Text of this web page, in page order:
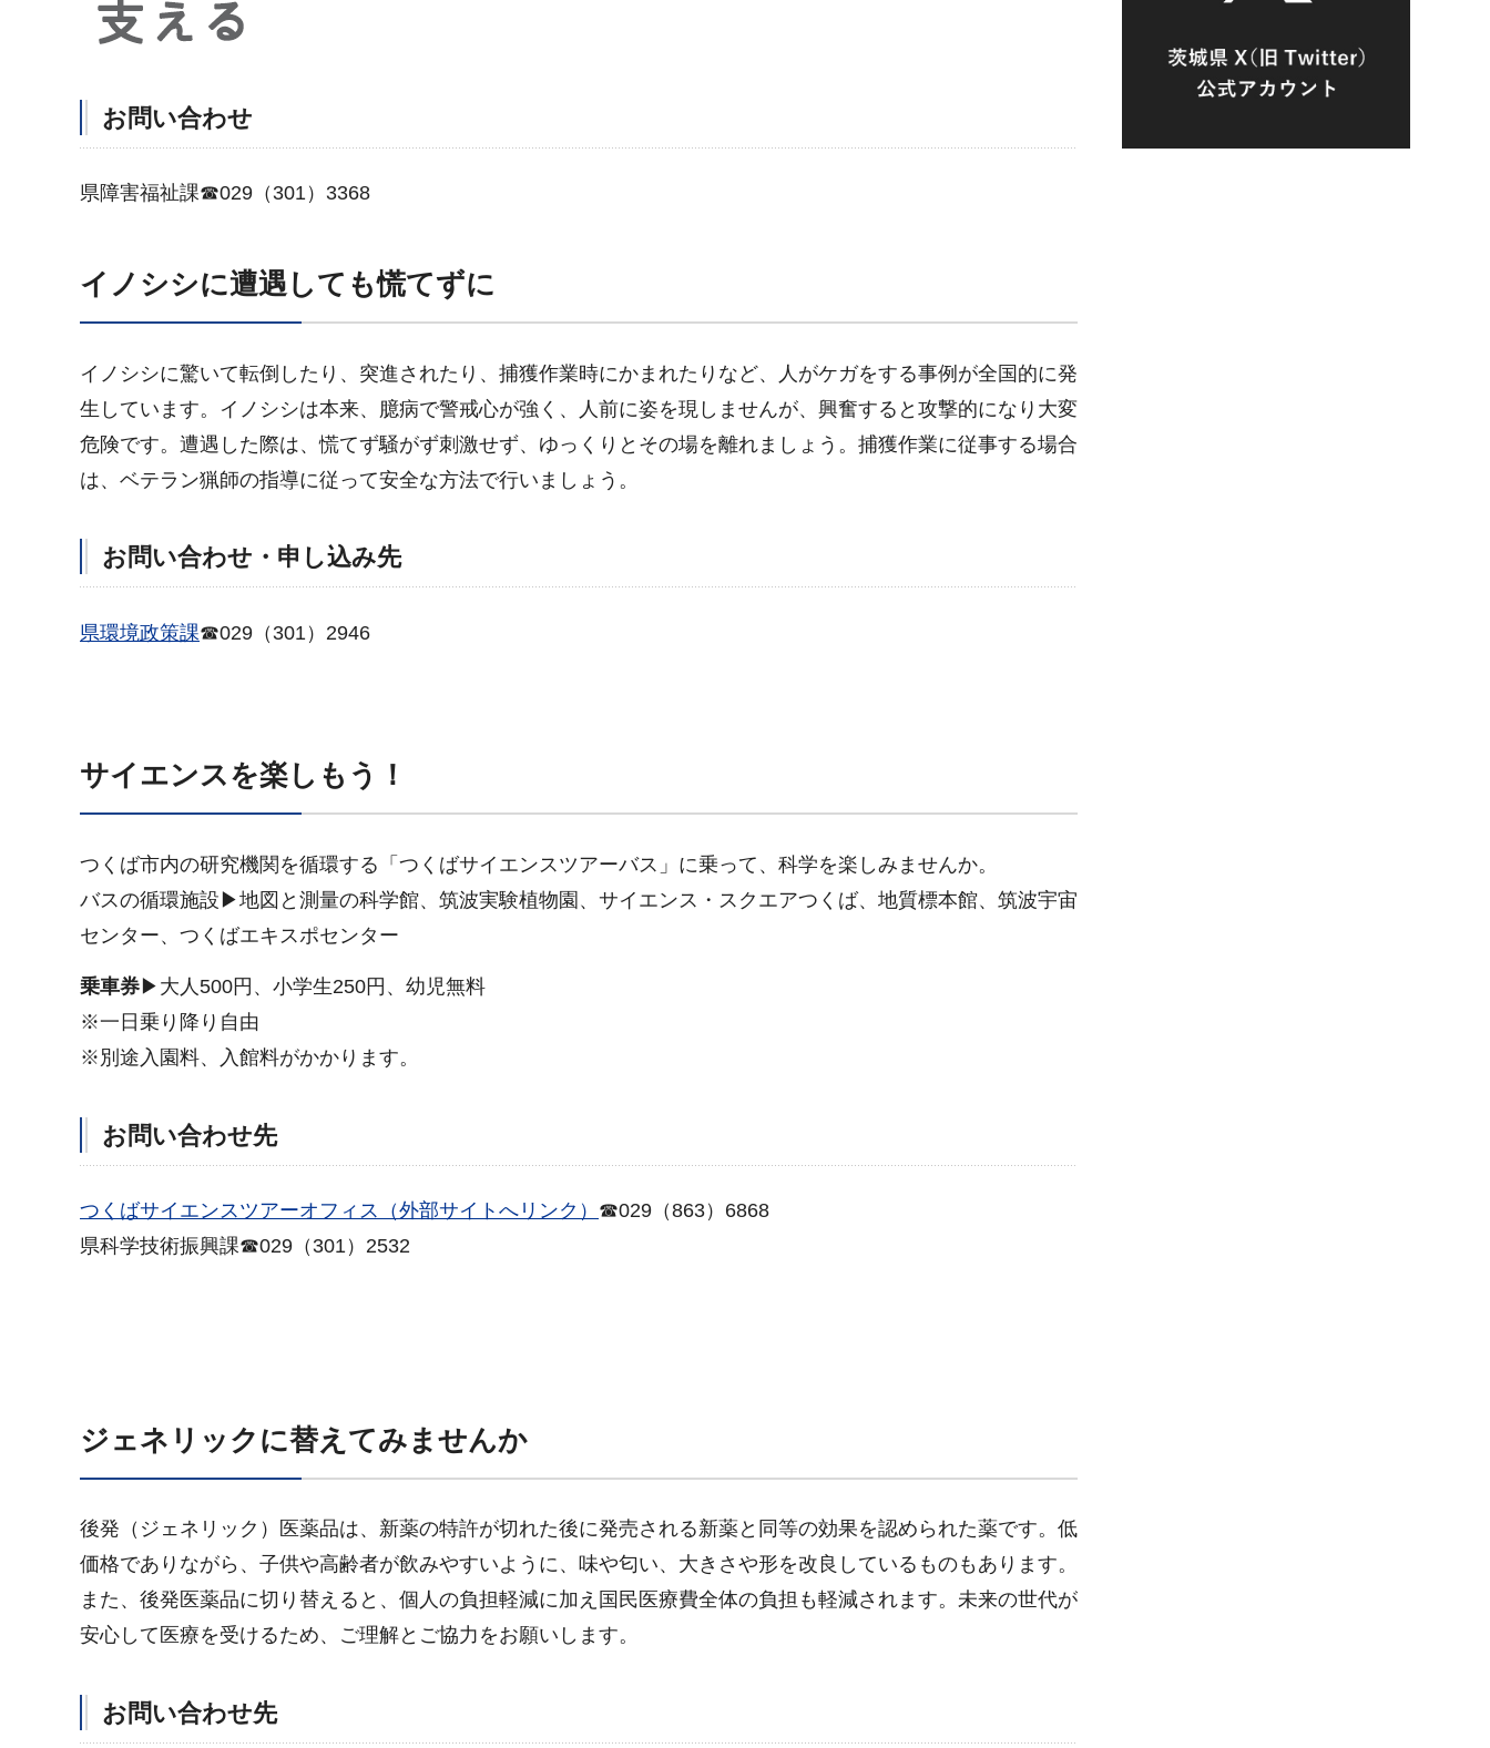
お問い合わせ
県障害福祉課☎029（301）3368
イノシシに遭遇しても慌てずに
イノシシに驚いて転倒したり、突進されたり、捕獲作業時にかまれたりなど、人がケガをする事例が全国的に発
生しています。イノシシは本来、臆病で警戒心が強く、人前に姿を現しませんが、興奮すると攻撃的になり大変
危険です。遭遇した際は、慌てず騒がず刺激せず、ゆっくりとその場を離れましょう。捕獲作業に従事する場合
は、ベテラン猟師の指導に従って安全な方法で行いましょう。
お問い合わせ・申し込み先
県環境政策課☎029（301）2946
サイエンスを楽しもう！
つくば市内の研究機関を循環する「つくばサイエンスツアーバス」に乗って、科学を楽しみませんか。
バスの循環施設▶地図と測量の科学館、筑波実験植物園、サイエンス・スクエアつくば、地質標本館、筑波宇宙
センター、つくばエキスポセンター
乗車券 ▶大人500円、小学生250円、幼児無料
※一日乗り降り自由
※別途入園料、入館料がかかります。
お問い合わせ先
つくばサイエンスツアーオフィス（外部サイトへリンク） ☎029（863）6868
県科学技術振興課☎029（301）2532
ジェネリックに替えてみませんか
後発（ジェネリック）医薬品は、新薬の特許が切れた後に発売される新薬と同等の効果を認められた薬です。低
価格でありながら、子供や高齢者が飲みやすいように、味や匂い、大きさや形を改良しているものもあります。
また、後発医薬品に切り替えると、個人の負担軽減に加え国民医療費全体の負担も軽減されます。未来の世代が
安心して医療を受けるため、ご理解とご協力をお願いします。
お問い合わせ先